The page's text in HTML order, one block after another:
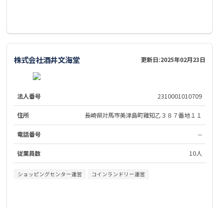
株式会社酒井文海堂 更新日:2025年02月23日
法人番号 2310001010709
住所 長崎県対馬市美津島町雞知乙３８７番地１１
電話番号 --
従業員数 10人
ショッピングセンター運営 コインランドリー運営